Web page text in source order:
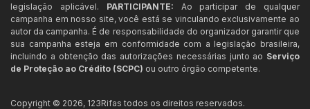
legislação aplicável. PARTICIPANTE: Ao participar de qualquer
campanha em nosso site, você está se vinculando exclusivamente ao
autor da campanha. É de responsabilidade do organizador garantir que
sua campanha esteja em conformidade com a legislação brasileira,
incluindo a obtenção das autorizações necessárias junto ao Serviço
de Proteção ao Crédito (SCPC) ou outro órgão competente.
Copyright © 2026, 123Rifas todos os direitos reservados.